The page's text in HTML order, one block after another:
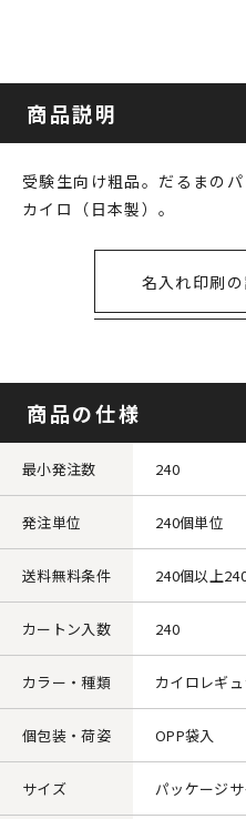
商品説明
受験生向け粗品。だるまの
カイロ（日本製）。
名入れ印刷
商品の仕様
最小発注数 240
発注単位 240個単位
送料無料条件 240個以上
カートン入数 240
カラー・種類 カイロレギ
個包装・荷姿 OPP袋入
サイズ パッケージ